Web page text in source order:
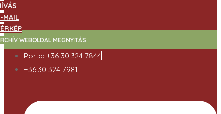
MAIL
WEBOLDAL MEGNYITÁS
Porta: +36 30 324 7844
+36 30 324 7981